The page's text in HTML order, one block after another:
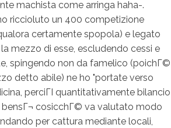
machista come arringa haha-.
riccioluto un 400 competizione
certamente spopola) e legato
mezzo di esse, escludendo cessi e
spingendo non da famelico (poichГ©
detto abile) ne ho "portate verso
perciГІ quantitativamente bilancio
bensГ¬ cosicchГ© va valutato modo
per cattura mediante locali,